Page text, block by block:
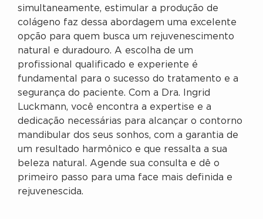
simultaneamente, estimular a produção de
colágeno faz dessa abordagem uma excelente
opção para quem busca um rejuvenescimento
natural e duradouro. A escolha de um
profissional qualificado e experiente é
fundamental para o sucesso do tratamento e a
segurança do paciente. Com a Dra. Ingrid
Luckmann, você encontra a expertise e a
dedicação necessárias para alcançar o contorno
mandibular dos seus sonhos, com a garantia de
um resultado harmônico e que ressalta a sua
beleza natural. Agende sua consulta e dê o
primeiro passo para uma face mais definida e
rejuvenescida.